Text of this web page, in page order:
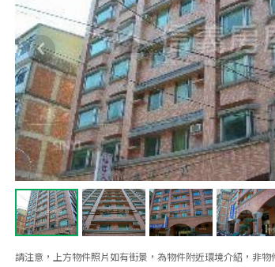
請注意，上方物件照片如有街景，為物件附近環境介紹，非物
2026年5月區業績TOP3 2026年5月區成件TOP2 2025年7